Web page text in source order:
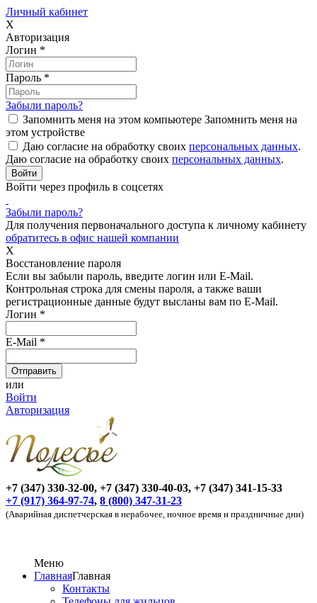
Личный кабинет
X
Авторизация
Логин *
Пароль *
Забыли пароль?
Запомнить меня на этом компьютере Запомнить меня на
этом устройстве
Даю согласие на обработку своих персональных данных.
Даю согласие на обработку своих персональных данных.
Войти через профиль в соцсетях
Забыли пароль?
Для получения первоначального доступа к личному кабинету
обратитесь в офис нашей компании
X
Восстановление пароля
Если вы забыли пароль, введите логин или E-Mail.
Контрольная строка для смены пароля, а также ваши
регистрационные данные будут высланы вам по E-Mail.
Логин *
E-Mail *
или
Войти
Авторизация
+7 (347) 330-32-00, +7 (347) 330-40-03, +7 (347) 341-15-33
+7 (917) 364-97-74, 8 (800) 347-31-23
(Аварийная диспетчерская в нерабочее, ночное время и праздничные дни)
Меню
ГлавнаяГлавная
Контакты